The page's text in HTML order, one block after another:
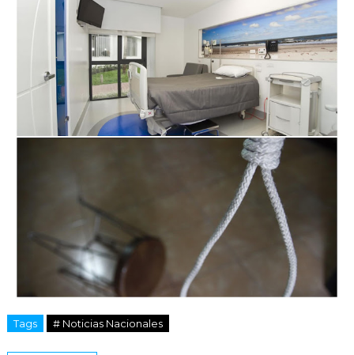
Tags # Noticias Nacionales